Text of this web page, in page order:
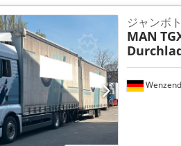
ジャンボ
MAN